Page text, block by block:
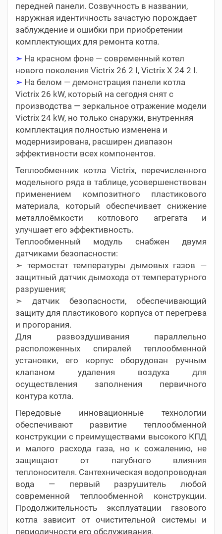
передней панели. Созвучность в названии,
наружная идентичность зачастую порождает
заблуждение и ошибки при приобретении
комплектующих для ремонта котла.
➣ На красном фоне — современный котел
нового поколения Victrix 26 2 I, Victrix X 24 2 I.
➣ На белом — демонстрация панели котла
Victrix 26 kW, который на сегодня снят с
производства — зеркальное отражение модели
Victrix 24 kW, но только снаружи, внутренняя
комплектация полностью изменена и
модернизирована, расширен диапазон
эффективности всех компонентов.
Теплообменник котла Victrix, перечисленного
модельного ряда в таблице, усовершенствован
применением композитного пластикового
материала, который обеспечивает снижение
металлоёмкости котлового агрегата и
улучшает его эффективность.
Теплообменный модуль снабжен двумя
датчиками безопасности:
➣ термостат температуры дымовых газов —
защитный датчик дымохода от температурного
разрушения;
➣ датчик безопасности, обеспечивающий
защиту для пластикового корпуса от перегрева
и прогорания.
Для развоздушивания параллельно
расположенных спиралей теплообменной
установки, его корпус оборудован ручным
клапаном удаления воздуха для
осуществления заполнения первичного
контура котла.
Передовые инновационные технологии
обеспечивают развитие теплообменной
конструкции с преимуществами высокого КПД
и малого расхода газа, но к сожалению, не
защищают от пагубного влияния
теплоносителя. Сантехническая водопроводная
вода — первый разрушитель любой
современной теплообменной конструкции.
Продолжительность эксплуатации газового
котла зависит от очистительной системы и
периодичности его обслуживания.